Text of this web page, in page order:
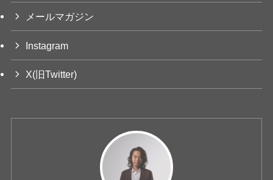
メールマガジン
Instagram
X(旧Twitter)